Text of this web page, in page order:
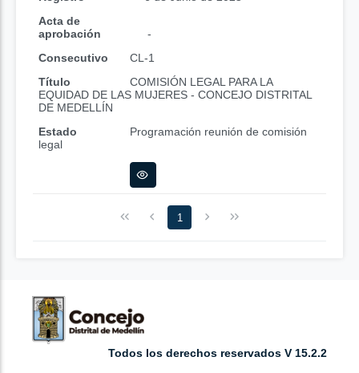
Acta de
aprobación
-
Consecutivo
CL-1
Título
COMISIÓN LEGAL PARA LA
EQUIDAD DE LAS MUJERES - CONCEJO DISTRITAL
DE MEDELLÍN
Estado
Programación reunión de comisión
legal
1
Todos los derechos reservados V 15.2.2